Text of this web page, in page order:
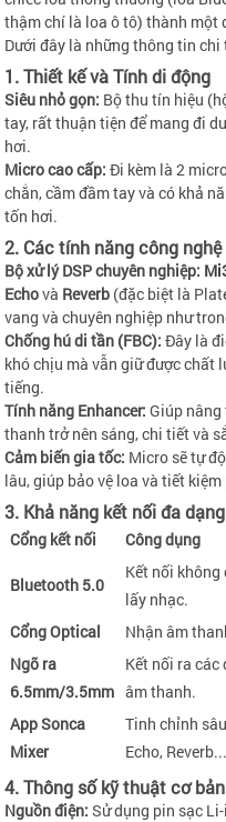
thậm chí là loa ô tô) thành một
Dưới đây là những thông tin chi
1. Thiết kế và Tính di động
Siêu nhỏ gọn: Bộ thu tín hiệu
tay, rất thuận tiện để mang đi
hơi.
Micro cao cấp: Đi kèm là 2
chắn, cầm đầm tay và có khả
tốn hơi.
2. Các tính năng công
Bộ xử lý DSP chuyên nghiệp:
Echovà Reverb (đặc biệt là
vang và chuyên nghiệp như
Chống hú di tần (FBC): Đây là
khó chịu mà vẫn giữ được chất
tiếng.
Tính năng Enhancer: Giúp
thanh trở nên sáng, chi tiết và
Cảm biến gia tốc: Micro sẽ tự
lâu, giúp bảo vệ loa và tiết kiệm
3. Khả năng kết nối đa dạng
Cổng kết nối Công dụng
Bluetooth 5.0
Kết nối
lấy nhạc.
Cổng Optical
Nhận âm
Ngõ ra
6.5mm/3.5mm
Kết nối ra các
âm thanh.
App Sonca
Mixer
Tinh chỉnh
Echo,
4. Thông số kỹ thuật cơ bản
Nguồn điện: Sử dụng pin sạc